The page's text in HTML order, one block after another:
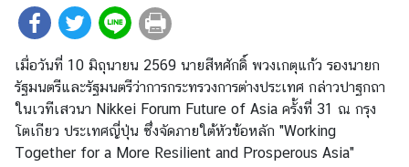
ศ
ษ
ฐ
กิ
จ
ร
เมื่อวันที่ 10 มิถุนายน 2569 นายสีหศักดิ์ พวงเกตุแก้ว รองนายก
รัฐมนตรีและรัฐมนตรีว่าการกระทรวงการต่างประเทศ กล่าวปาฐกถา
ในเวทีเสวนา Nikkei Forum Future of Asia ครั้งที่ 31 ณ กรุง
โตเกียว ประเทศญี่ปุ่น ซึ่งจัดภายใต้หัวข้อหลัก "Working
Together for a More Resilient and Prosperous Asia"